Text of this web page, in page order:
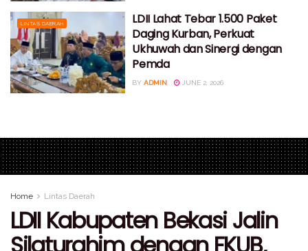
LINTAS DAERAH
LDII Lahat Tebar 1.500 Paket
Daging Kurban, Perkuat
Ukhuwah dan Sinergi dengan
Pemda
BY ADMIN JUNE 2, 2026
Home Lintas Daerah
LDII Kabupaten Bekasi Jalin